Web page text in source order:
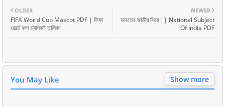
NEWER
ভারতের জাতীয় বিষয় || National Subject
Of India PDF
OLDER
FIFA World Cup Mascot PDF | ফিফা
ওয়ার্ল্ড কাপ ম্যাসকট তালিকা
You May Like Show more